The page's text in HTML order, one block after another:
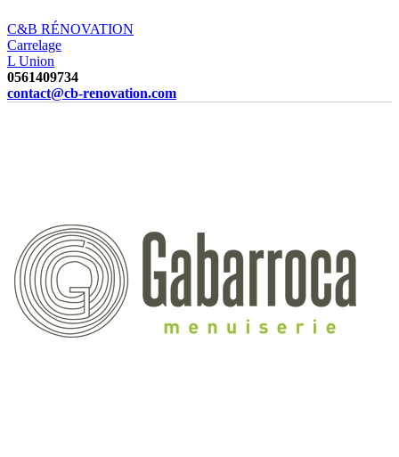
C&B RÉNOVATION
Carrelage
L Union
0561409734
contact@cb-renovation.com